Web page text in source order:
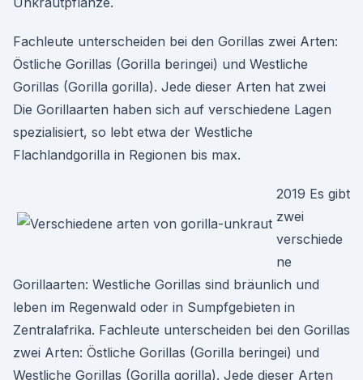
Fachleute unterscheiden bei den Gorillas zwei Arten:
Östliche Gorillas (Gorilla beringei) und Westliche
Gorillas (Gorilla gorilla). Jede dieser Arten hat zwei
Die Gorillaarten haben sich auf verschiedene Lagen
spezialisiert, so lebt etwa der Westliche
Flachlandgorilla in Regionen bis max.
2019 Es gibt
zwei
verschiede
ne
Gorillaarten: Westliche Gorillas sind bräunlich und
leben im Regenwald oder in Sumpfgebieten in
Zentralafrika. Fachleute unterscheiden bei den Gorillas
zwei Arten: Östliche Gorillas (Gorilla beringei) und
Westliche Gorillas (Gorilla gorilla). Jede dieser Arten